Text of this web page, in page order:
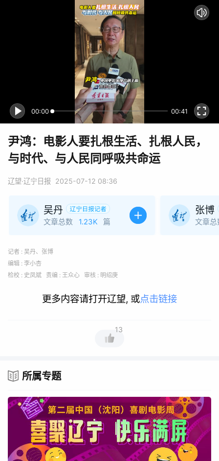
00:00 00:41
尹鸿：电影人要扎根生活、扎根人民，
与时代、与人民同呼吸共命运
辽望·辽宁日报 2025-07-12 08:36
吴丹
文章总数 1.23K 篇
张博
文章总
记者 : 吴丹、张博
编辑 : 李小杏
检校 : 史凤斌 责编 : 王众心 审核 : 明绍庚
更多内容请打开辽望, 或点击链接
13
所属专题